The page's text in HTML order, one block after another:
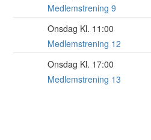
Medlemstrening 9
Onsdag Kl. 11:00
Medlemstrening 12
Onsdag Kl. 17:00
Medlemstrening 13